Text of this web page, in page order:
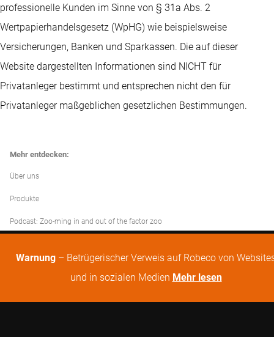
professionelle Kunden im Sinne von § 31a Abs. 2
Wertpapierhandelsgesetz (WpHG) wie beispielsweise
Versicherungen, Banken und Sparkassen. Die auf dieser
Website dargestellten Informationen sind NICHT für
Privatanleger bestimmt und entsprechen nicht den für
Privatanleger maßgeblichen gesetzlichen Bestimmungen.
Mehr entdecken:
Über uns
Produkte
Podcast: Zoo-ming in and out of the factor zoo
Warnung – Betrügerischer Verweis auf Robeco von
und in sozialen Medien Mehr lesen